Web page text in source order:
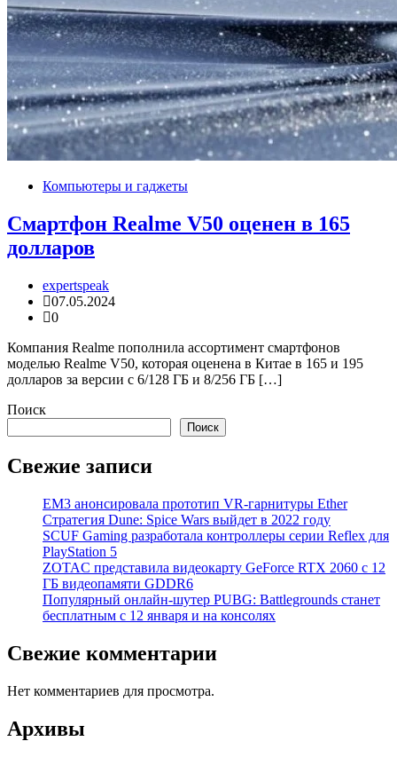
Компьютеры и гаджеты
Смартфон Realme V50 оценен в 165
долларов
expertspeak
07.05.2024
0
Компания Realme пополнила ассортимент смартфонов
моделью Realme V50, которая оценена в Китае в 165 и 195
долларов за версии с 6/128 ГБ и 8/256 ГБ […]
Поиск
Поиск
Свежие записи
EM3 анонсировала прототип VR-гарнитуры Ether
Стратегия Dune: Spice Wars выйдет в 2022 году
SCUF Gaming разработала контроллеры серии Reflex для
PlayStation 5
ZOTAC представила видеокарту GeForce RTX 2060 с 12
ГБ видеопамяти GDDR6
Популярный онлайн-шутер PUBG: Battlegrounds станет
бесплатным с 12 января и на консолях
Свежие комментарии
Нет комментариев для просмотра.
Архивы